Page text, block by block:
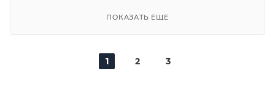
ПОКАЗАТЬ ЕЩЕ
1 2 3